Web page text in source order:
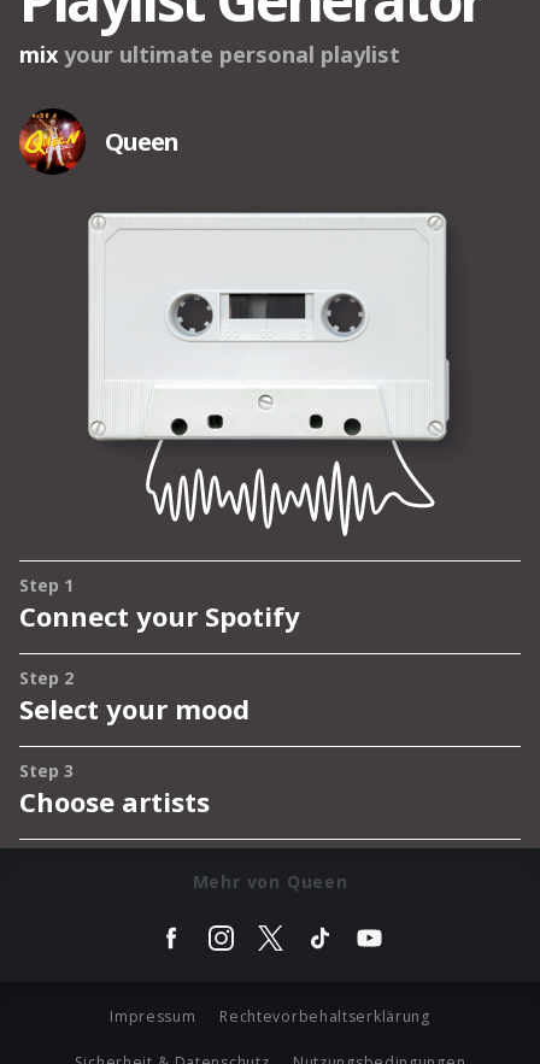
Mehr von Queen
Impressum Rechtevorbehaltserklärung